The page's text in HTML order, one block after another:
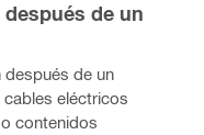
de un
de un
eléctricos
contenidos